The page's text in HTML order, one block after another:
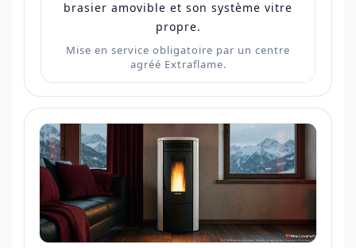
brasier amovible et son système vitre
propre.
Mise en service obligatoire par un centre
agréé Extraflame.